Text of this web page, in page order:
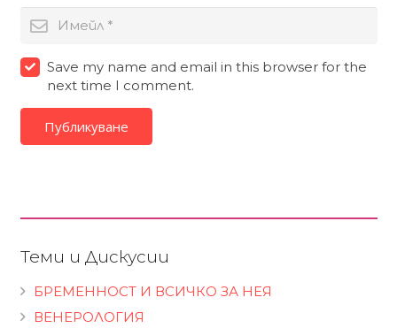
Save my name and email in this browser for the
next time I comment.
Публикуване
Теми и Дискусии
БРЕМЕННОСТ И ВСИЧКО ЗА НЕЯ
ВЕНЕРОЛОГИЯ